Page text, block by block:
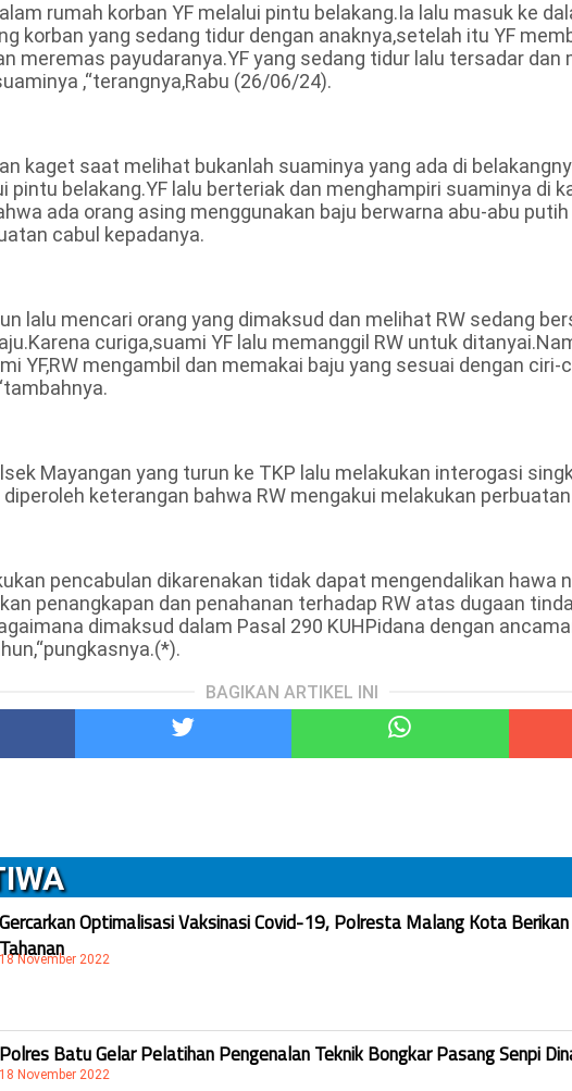
rumah korban YF melalui pintu belakang.Ia lalu masuk ke
korban yang sedang tidur dengan anaknya,setelah itu YF
meremas payudaranya.YF yang sedang tidur lalu tersadar dan
,“terangnya,Rabu (26/06/24).
kaget saat melihat bukanlah suaminya yang ada di
pintu belakang.YF lalu berteriak dan menghampiri suaminya di
ada orang asing menggunakan baju berwarna abu-abu
cabul kepadanya.
lalu mencari orang yang dimaksud dan melihat RW sedang
curiga,suami YF lalu memanggil RW untuk
YF,RW mengambil dan memakai baju yang sesuai dengan ciri-
Mayangan yang turun ke TKP lalu melakukan interogasi
diperoleh keterangan bahwa RW mengakui melakukan perbuatan
pencabulan dikarenakan tidak dapat mengendalikan hawa
penangkapan dan penahanan terhadap RW atas dugaan
dimaksud dalam Pasal 290 KUHPidana dengan
BAGIKAN ARTIKEL INI
Gercarkan Optimalisasi Vaksinasi Covid-19, Polresta Malang Kota
Tahanan
18 November 2022
Polres Batu Gelar Pelatihan Pengenalan Teknik Bongkar Pasang Senpi
18 November 2022